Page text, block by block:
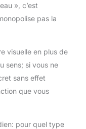
», c’est
pas la
visuelle en plus de
sens; si vous ne
sans effet
que vous
pour quel type